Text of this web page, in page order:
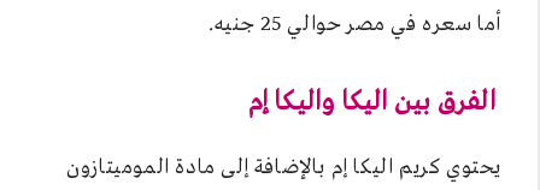
أما سعره في مصر حوالي 25 جنيه.
الفرق بين اليكا واليكا إم
يحتوي كريم اليكا إم بالإضافة إلى مادة الموميتازون